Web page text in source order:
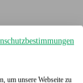
um unsere Webseite zu